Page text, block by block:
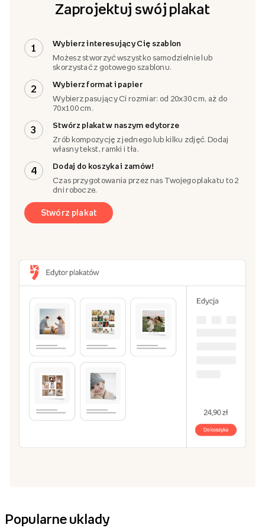
Zaprojektuj swój plakat
1
Wybierz interesujący Cię szablon
Możesz stworzyć wszystko samodzielnie lub
skorzystać z gotowego szablonu.
2
Wybierz format i papier
Wybierz pasujący Ci rozmiar: od 20x30 cm, aż do
70x100 cm.
3
Stwórz plakat w naszym edytorze
Zrób kompozycję z jednego lub kilku zdjęć. Dodaj
własny tekst, ramki i tła.
4
Dodaj do koszyka i zamów!
Czas przygotowania przez nas Twojego plakatu to 2
dni robocze.
Stwórz plakat
Popularne uklady